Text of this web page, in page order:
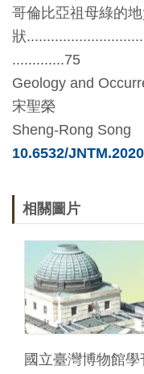
著
作
聲
明
回
頁
友
措
施
服
務
哥倫比亞祖母綠的
狀
.............75
Geology and
宋聖榮
Sheng-Rong Song
10.6532/
相關圖片
國立臺灣博物館學